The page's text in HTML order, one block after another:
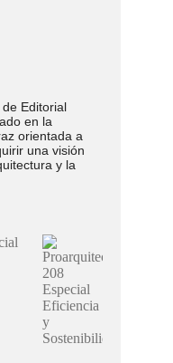
Editorial
en la
orientada a
una visión
y la